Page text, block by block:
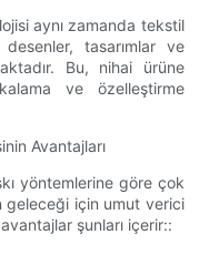
aynı zamanda tekstil
tasarımlar ve
Bu, nihai ürüne
ve özelleştirme
Avantajları
yöntemlerine göre çok
geleceği için umut verici
şunları içerir::